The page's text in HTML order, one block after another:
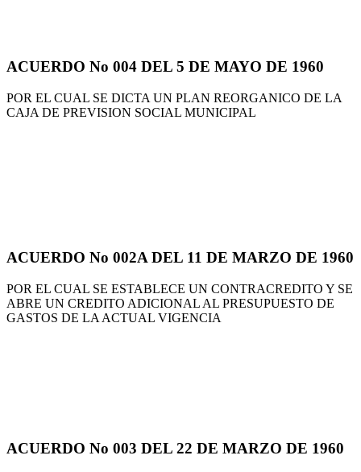
ACUERDO No 004 DEL 5 DE MAYO DE 1960
POR EL CUAL SE DICTA UN PLAN REORGANICO DE LA
CAJA DE PREVISION SOCIAL MUNICIPAL
ACUERDO No 002A DEL 11 DE MARZO DE 1960
POR EL CUAL SE ESTABLECE UN CONTRACREDITO Y SE
ABRE UN CREDITO ADICIONAL AL PRESUPUESTO DE
GASTOS DE LA ACTUAL VIGENCIA
ACUERDO No 003 DEL 22 DE MARZO DE 1960